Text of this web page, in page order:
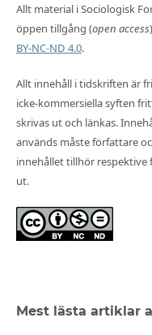
Allt material i Sociologisk
öppen tillgång (open access
BY-NC-ND 4.0.
Allt innehåll i tidskriften är
icke-kommersiella syften
skrivas ut och länkas.
används måste författare
innehållet tillhör
ut.
Mest lästa artiklar